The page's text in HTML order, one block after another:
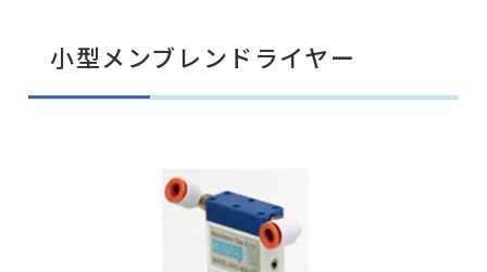
小型メンブレンドライヤー